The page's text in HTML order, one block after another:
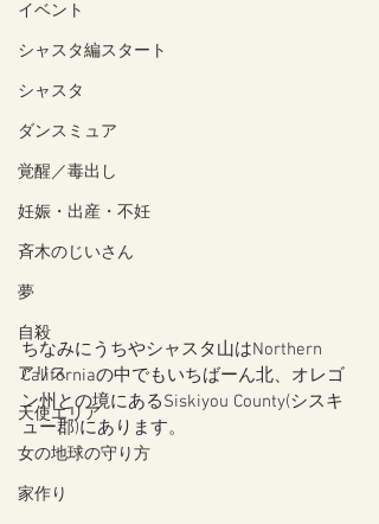
イベント
シャスタ編スタート
シャスタ
ダンスミュア
覚醒／毒出し
妊娠・出産・不妊
斉木のじいさん
夢
自殺
アリス
天使エリア
女の地球の守り方
家作り
ちなみにうちやシャスタ山はNorthern
Californiaの中でもいちばーん北、オレゴ
ン州との境にあるSiskiyou County(シスキ
ュー郡)にあります。